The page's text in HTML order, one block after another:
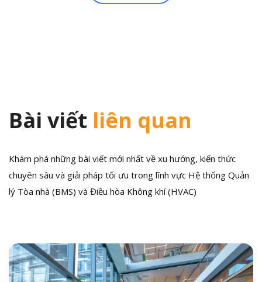
Bài viết liên quan
Khám phá những bài viết mới nhất về xu hướng, kiến thức
chuyên sâu và giải pháp tối ưu trong lĩnh vực Hệ thống Quản
lý Tòa nhà (BMS) và Điều hòa Không khí (HVAC)